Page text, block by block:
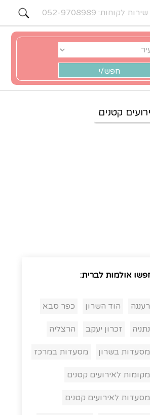
שירות לקוחות: 052-9708989
קטנים
אולמות לברית:
רעננה הוד השרון כפר סבא
נתניה זכרון יעקב הרצליה
מסעדות בשרון מסעדות במרכז
מקומות לאירועים קטנים
מסעדות לאירועים קטנים